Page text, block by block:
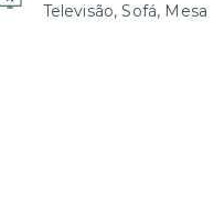
Televisão, Sofá, Mesa